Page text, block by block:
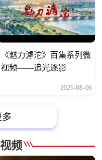
《魅力滹沱》百集系列微
视频——追光逐影
2026-08-06
频